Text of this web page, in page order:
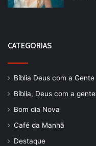
CATEGORIAS
Bíblia Deus com a Gente
Bíblia, Deus com a gente
Bom dia Nova
Café da Manhã
Destaque